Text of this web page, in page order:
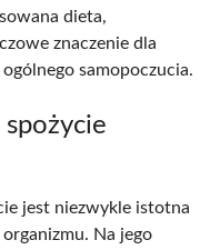
dieta,
znaczenie dla
samopoczucia.
jest niezwykle istotna
Na jego